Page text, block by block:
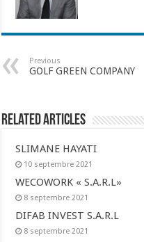
Previous
GOLF GREEN COMPANY
Related Articles
SLIMANE HAYATI
10 septembre 2021
WECOWORK « S.A.R.L»
8 septembre 2021
DIFAB INVEST S.A.R.L
8 septembre 2021